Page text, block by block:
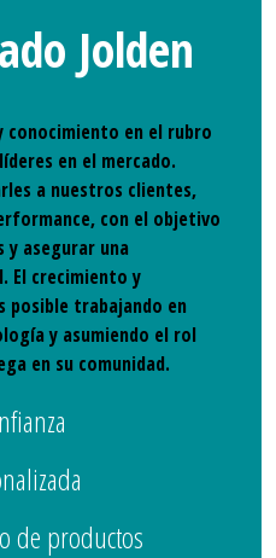
Jolden
conocimiento en el rubro
en el mercado.
a nuestros clientes,
con el objetivo
y asegurar una
El crecimiento y
posible trabajando en
y asumiendo el rol
en su comunidad.
de productos